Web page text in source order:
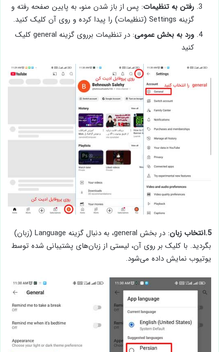
رفتن به تنظیمات: پس از باز شدن منو، به پایین صفحه رفته و
گزینه Settings (تنظیمات) را پیدا کرده و روی آن کلیک کنید.
ورد به بخش عمومی
: در تنظیمات برروی گزینه general کلیک
کنید
5.انتخاب زبان
: در بخش general، به دنبال گزینه Language (زبان)
بگردید. با کلیک بر روی آن، لیستی از زبان‌های پشتیبانی شده توسط
یوتیوب نمایش داده می‌شود.